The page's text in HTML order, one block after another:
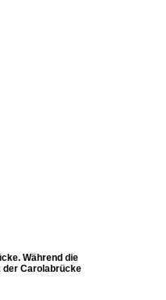
Während die
der Carolabrücke